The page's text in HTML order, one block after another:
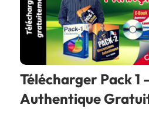
Télécharger Pack 1
Authentique